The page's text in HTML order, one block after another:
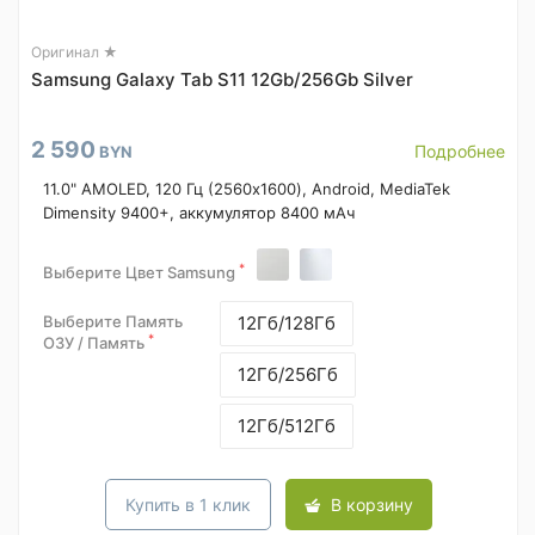
Оригинал ★
Samsung Galaxy Tab S11 12Gb/256Gb Silver
2 590 BYN Подробнее
11.0" AMOLED, 120 Гц (2560x1600), Android, MediaTek
Dimensity 9400+, аккумулятор 8400 мАч
Выберите Цвет Samsung *
Выберите Память
ОЗУ / Память *
12Гб/128Гб
12Гб/256Гб
12Гб/512Гб
Купить в 1 клик В корзину